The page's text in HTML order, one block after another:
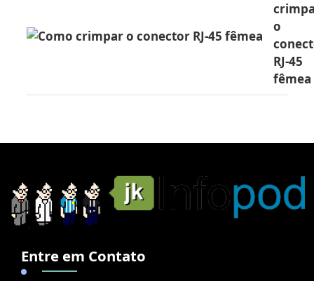
o
RJ-45
fêmea
Entre em Contato